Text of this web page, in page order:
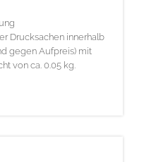
Drucksachen innerhalb
gegen Aufpreis) mit
von ca. 0.05 kg.